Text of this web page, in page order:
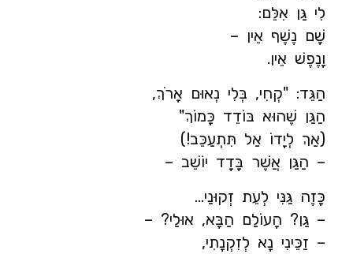
לִי גַּן אִלֵּם:
שָׁם נֶשֶׁף אֵין –
וָנֶפֶשׁ אֵין.
הַגֵּד: "קְחִי, בְּלִי נְאוּם אָרֹךְ,
הַגַּן שֶׁהוּא בּוֹדֵד כָּמוֹךְ"
(אַךְ לְיָדוֹ אַל תִּתְעַכֵּב!)
– הַגַּן אֲשֶׁר בָּדָד יוֹשֵׁב –
כָּזֶה גַּנִּי לְעֵת זְקוּנַי…
– גַּן? הָעוֹלַם הַבָּא, אוּלַי? –
– זַכֵּינִי נָא לְזִקְנָתִי,